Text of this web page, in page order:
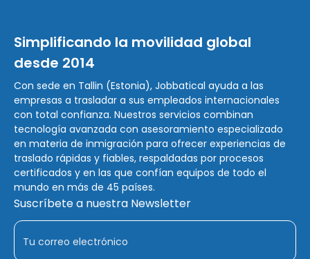
Simplificando la movilidad global
desde 2014
Con sede en Tallin (Estonia), Jobbatical ayuda a las
empresas a trasladar a sus empleados internacionales
con total confianza. Nuestros servicios combinan
tecnología avanzada con asesoramiento especializado
en materia de inmigración para ofrecer experiencias de
traslado rápidas y fiables, respaldadas por procesos
certificados y en las que confían equipos de todo el
mundo en más de 45 países.
Suscríbete a nuestra Newsletter